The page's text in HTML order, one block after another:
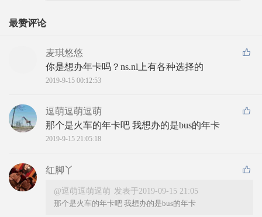
最赞评论
麦琪悠悠
你是想办年卡吗？ns.nl上有各种选择的
2019-9-15 00:12:53
逗萌逗萌逗萌
那个是火车的年卡吧 我想办的是bus的年卡
2019-9-15 21:05:18
红脚丫
@逗萌逗萌逗萌 发表于2019-09-15 21:05
那个是火车的年卡吧 我想办的是bus的年卡